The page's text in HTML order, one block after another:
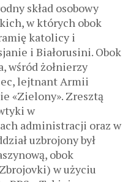
skład osobowy
w których obok
katolicy i
i Białorusini. Obok
wśród żołnierzy
lejtnant Armii
«Zielony». Zresztą
w
administracji oraz w
uzbrojony był
obok
w użyciu